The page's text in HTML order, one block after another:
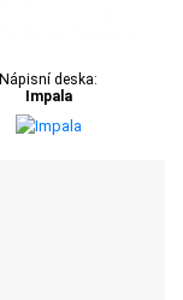
Nápisní deska:
Impala